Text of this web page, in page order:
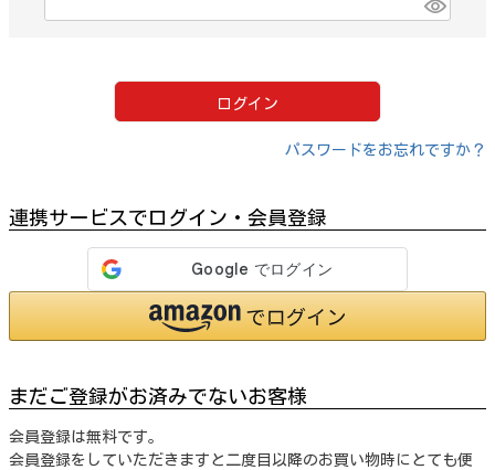
ログイン
パスワードをお忘れですか？
連携サービスでログイン・会員登録
まだご登録がお済みでないお客様
会員登録は無料です。
会員登録をしていただきますと二度目以降のお買い物時にとても便